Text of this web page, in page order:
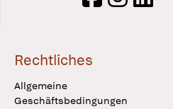
Rechtliches
Allgemeine
Geschäftsbedingungen